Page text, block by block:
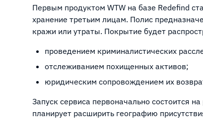
Первым продуктом WTW на базе Redefind
хранение третьим лицам. Полис
кражи или утраты. Покрытие будет
проведением криминалистических
отслеживанием похищенных активов;
юридическим сопровождением их
Запуск сервиса первоначально состоится
планирует расширить географию